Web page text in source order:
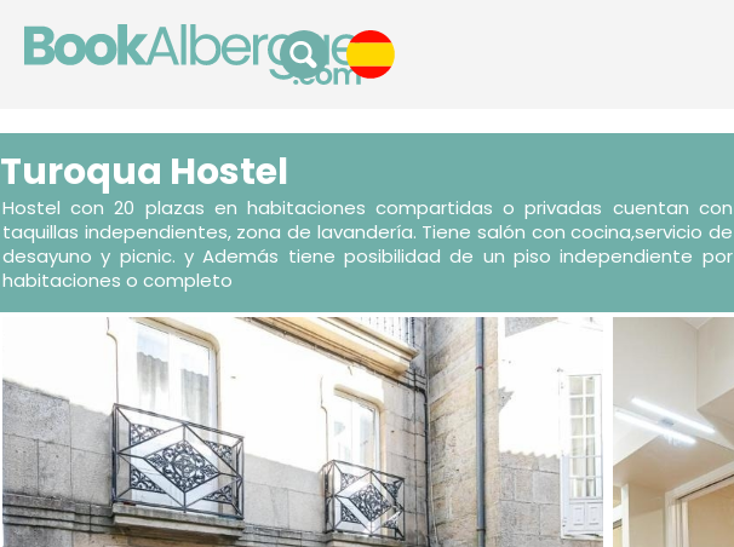
Turoqua Hostel
Hostel con 20 plazas en habitaciones compartidas o privadas cuentan con
taquillas independientes, zona de lavandería. Tiene salón con cocina,servicio de
desayuno y picnic. y Además tiene posibilidad de un piso independiente por
habitaciones o completo